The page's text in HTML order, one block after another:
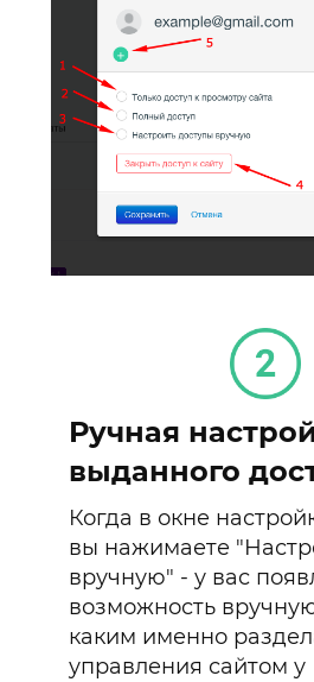
Ручная
выданного
Когда в окне
вы нажимаете
вручную" - у вас
возможность
каким именно
управления сайтом у